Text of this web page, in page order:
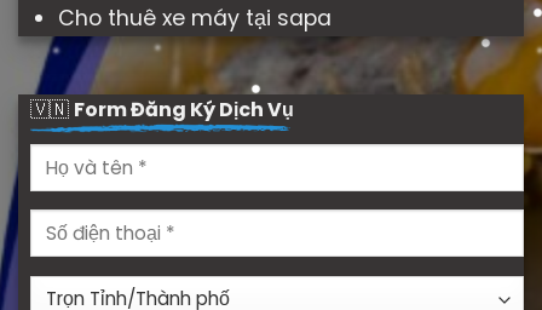
Cho thuê xe máy tại sapa
🇻🇳 Form Đăng Ký Dịch Vụ